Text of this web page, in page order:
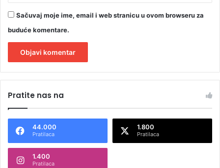
Sačuvaj moje ime, email i web stranicu u ovom browseru za
buduće komentare.
t
n
Pratite nas na
44.000
Pratilaca
1.800
Pratilaca
1.400
Pratilaca